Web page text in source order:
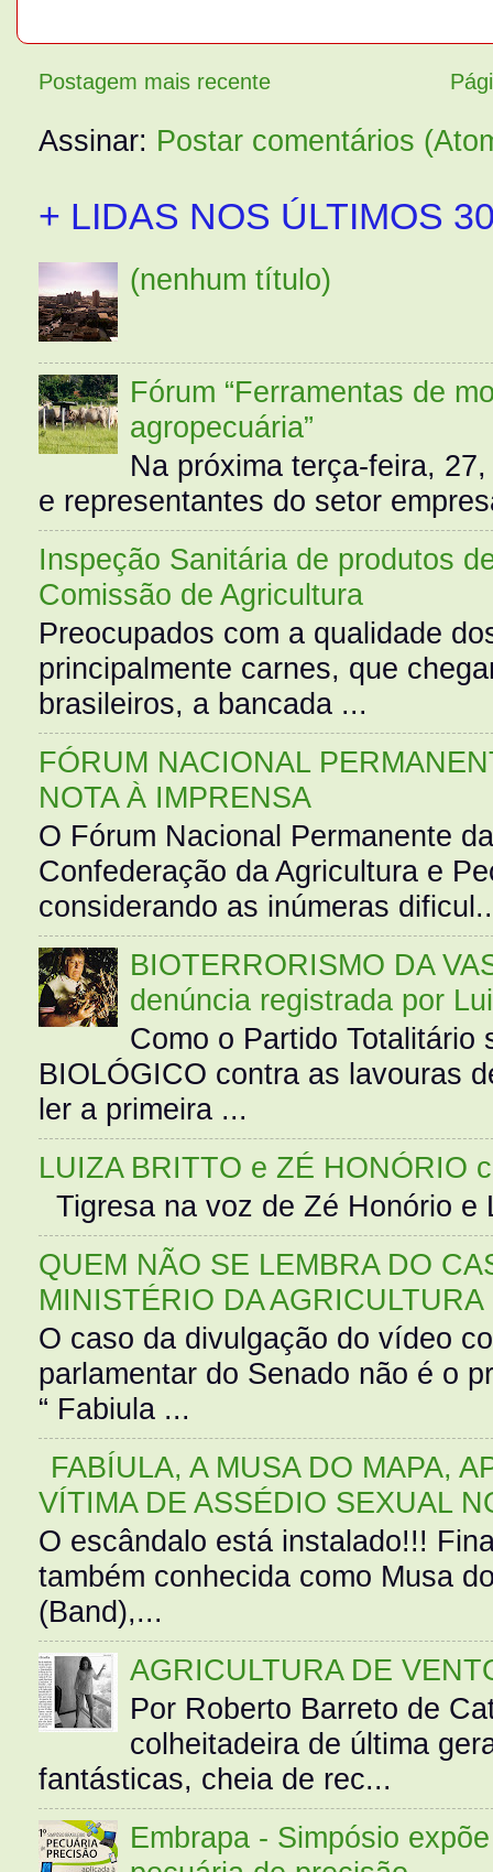
Postagem mais recente
Assinar: Postar comentários
+ LIDAS NOS ÚLTIMOS
(nenhum título)
Fórum “Ferramentas de
agropecuária”
Na próxima terça-feira,
e representantes do setor
Inspeção Sanitária de produtos
Comissão de Agricultura
Preocupados com a qualidade
principalmente carnes, que
brasileiros, a bancada ...
FÓRUM NACIONAL
NOTA À IMPRENSA
O Fórum Nacional Permanente
Confederação da Agricultura e
considerando as inúmeras
BIOTERRORISMO DA
denúncia registrada por
Como o Partido Totalitário
BIOLÓGICO contra as lavouras
ler a primeira ...
LUIZA BRITTO e ZÉ HONÓRIO
Tigresa na voz de Zé Honório
QUEM NÃO SE LEMBRA DO
MINISTÉRIO DA AGRICULTURA
O caso da divulgação do vídeo
parlamentar do Senado não é o
“ Fabiula ...
FABÍULA, A MUSA DO MAPA,
VÍTIMA DE ASSÉDIO SEXUAL
O escândalo está instalado!!!
também conhecida como Musa
(Band),...
AGRICULTURA DE
Por Roberto Barreto de
colheitadeira de última
fantásticas, cheia de rec...
Embrapa - Simpósio